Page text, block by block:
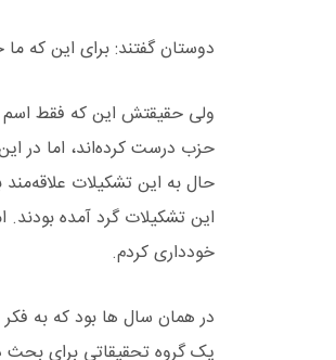
دوستان گفتند: برای این که
ولی حقیقتش این که فقط اسم
حزب درست کرده‌اند، اما در
حال به این تشکیلات علاقه‌مند
این تشکیلات گرد آمده بودند.
خودداری کردم.
در همان سال ها بود که به
یک گروه تحقیقاتی برای بحث